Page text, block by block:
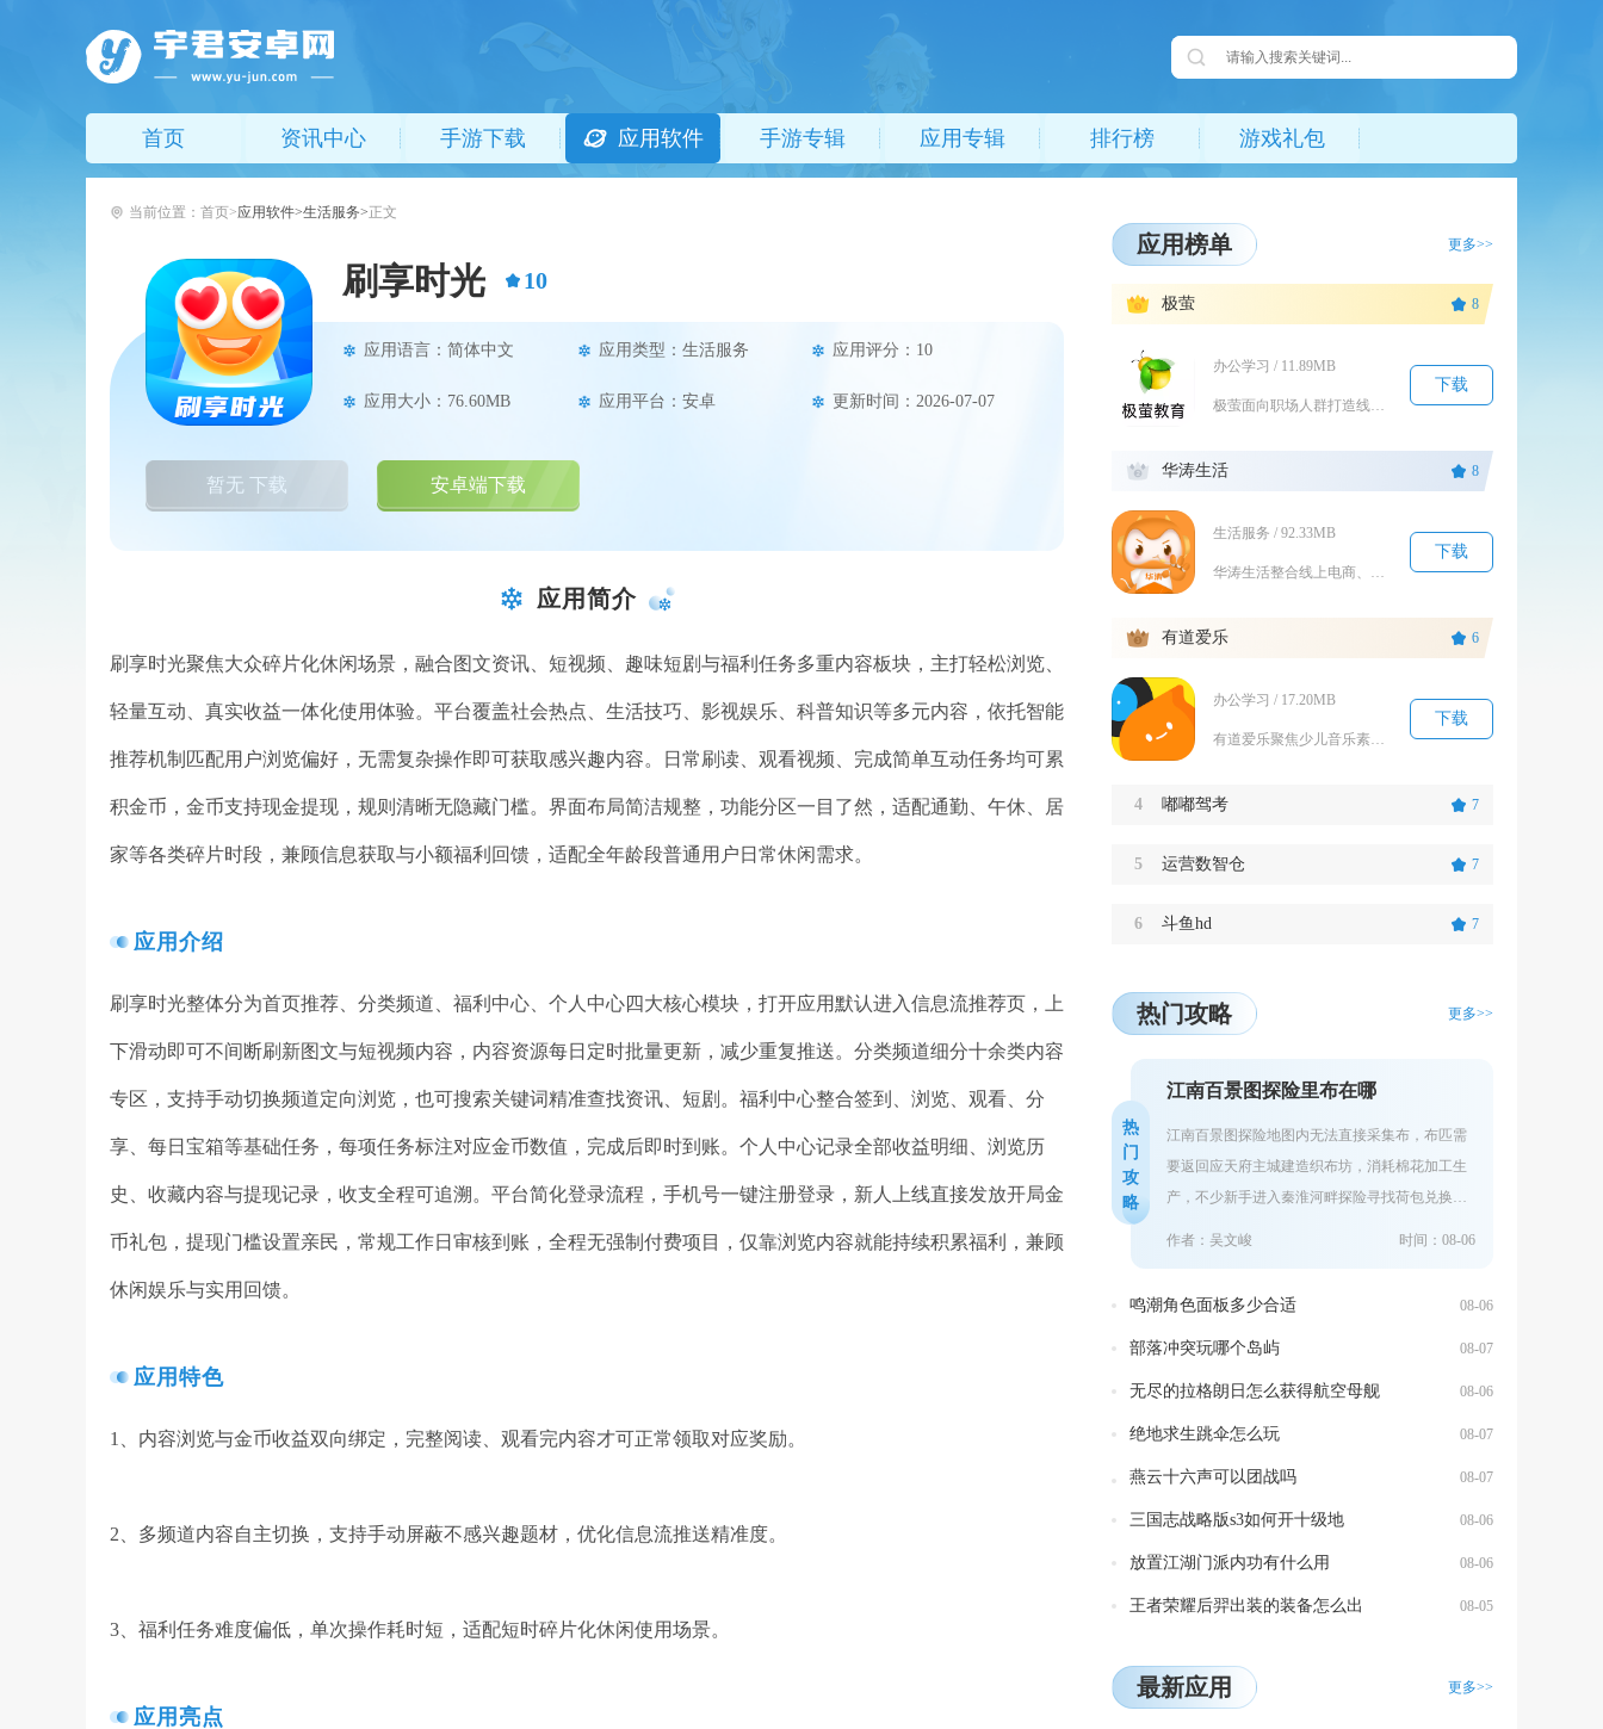
首页 资讯中心 手游下载 应用软件 手游专辑 应用专辑 排行榜 游戏礼包
当前位置： 首页 应用软件 生活服务 正文
刷享时光 10
应用语言：简体中文 应用类型：生活服务 应用评分：10
应用大小：76.60MB 应用平台：安卓 更新时间：2026-07-07
暂无 下载 安卓端下载
应用简介
刷享时光聚焦大众碎片化休闲场景，融合图文资讯、短视频、趣味短剧与福利任务多重内容板块，主打轻松浏览、
轻量互动、真实收益一体化使用体验。平台覆盖社会热点、生活技巧、影视娱乐、科普知识等多元内容，依托智能
推荐机制匹配用户浏览偏好，无需复杂操作即可获取感兴趣内容。日常刷读、观看视频、完成简单互动任务均可累
积金币，金币支持现金提现，规则清晰无隐藏门槛。界面布局简洁规整，功能分区一目了然，适配通勤、午休、居
家等各类碎片时段，兼顾信息获取与小额福利回馈，适配全年龄段普通用户日常休闲需求。
应用介绍
刷享时光整体分为首页推荐、分类频道、福利中心、个人中心四大核心模块，打开应用默认进入信息流推荐页，上
下滑动即可不间断刷新图文与短视频内容，内容资源每日定时批量更新，减少重复推送。分类频道细分十余类内容
专区，支持手动切换频道定向浏览，也可搜索关键词精准查找资讯、短剧。福利中心整合签到、浏览、观看、分
享、每日宝箱等基础任务，每项任务标注对应金币数值，完成后即时到账。个人中心记录全部收益明细、浏览历
史、收藏内容与提现记录，收支全程可追溯。平台简化登录流程，手机号一键注册登录，新人上线直接发放开局金
币礼包，提现门槛设置亲民，常规工作日审核到账，全程无强制付费项目，仅靠浏览内容就能持续积累福利，兼顾
休闲娱乐与实用回馈。
应用特色
1、内容浏览与金币收益双向绑定，完整阅读、观看完内容才可正常领取对应奖励。
2、多频道内容自主切换，支持手动屏蔽不感兴趣题材，优化信息流推送精准度。
3、福利任务难度偏低，单次操作耗时短，适配短时碎片化休闲使用场景。
应用亮点
应用榜单 更多>>
1 极萤 8
办公学习 / 11.89MB
下载
2 华涛生活 8
生活服务 / 92.33MB
下载
3 有道爱乐 6
办公学习 / 17.20MB
下载
4 嘟嘟驾考 7
5 运营数智仓 7
6 斗鱼hd 7
热门攻略 更多>>
热
门
攻
略
江南百景图探险里布在哪
江南百景图探险地图内无法直接采集布，布匹需
要返回应天府主城建造织布坊，消耗棉花加工生
产，不少新手进入秦淮河畔探险寻找荷包兑换道
作者：吴文峻 时间：08-06
鸣潮角色面板多少合适 08-06
部落冲突玩哪个岛屿 08-07
无尽的拉格朗日怎么获得航空母舰 08-06
绝地求生跳伞怎么玩 08-07
燕云十六声可以团战吗 08-07
三国志战略版s3如何开十级地 08-06
放置江湖门派内功有什么用 08-06
王者荣耀后羿出装的装备怎么出 08-05
最新应用 更多>>